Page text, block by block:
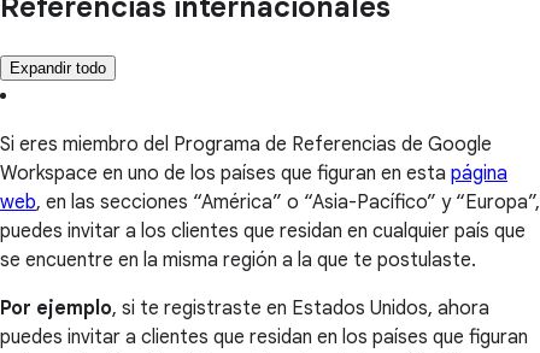
Referencias internacionales
Expandir todo
Si eres miembro del Programa de Referencias de Google
Workspace en uno de los países que figuran en esta página
web, en las secciones “América” o “Asia-Pacífico” y “Europa”,
puedes invitar a los clientes que residan en cualquier país que
se encuentre en la misma región a la que te postulaste.
Por ejemplo, si te registraste en Estados Unidos, ahora
puedes invitar a clientes que residan en los países que figuran